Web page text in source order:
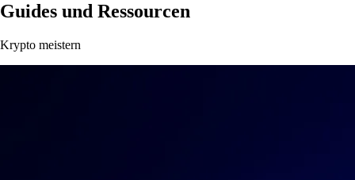
Guides und Ressourcen
Krypto meistern